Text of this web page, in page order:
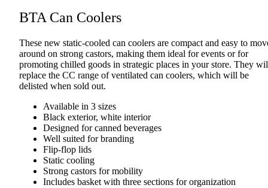
BTA Can Coolers
These new static-cooled can coolers are compact and easy to
around on strong castors, making them ideal for events or for
promoting chilled goods in strategic places in your store. They
replace the CC range of ventilated can coolers, which will be
delisted when sold out.
Available in 3 sizes
Black exterior, white interior
Designed for canned beverages
Well suited for branding
Flip-flop lids
Static cooling
Strong castors for mobility
Includes basket with three sections for organization